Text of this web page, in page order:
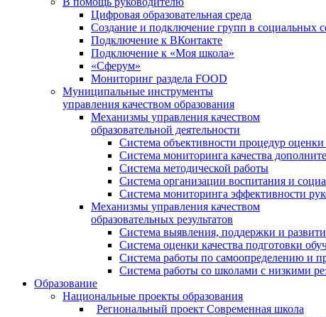
Цифровая образовательная среда
Создание и подключение групп в социальных
Подключение к ВКонтакте
Подключение к «Моя школа»
«Сферум»
Мониторинг раздела FOOD
Муниципальные инструменты
управления качеством образования
Механизмы управления качеством
образовательной деятельности
Система объективности процедур
Система мониторинга качества
Система методической работы
Система организации воспитания и
Система мониторинга эффективности
Механизмы управления качеством
образовательных результатов
Система выявления, поддержки и
Система оценки качества подготовки
Система работы по самоопределению и
Система работы со школами с низкими
Образование
Национальные проекты образования
Региональный проект Современная школа